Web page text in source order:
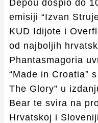
Depou dospio do
emisiji “Izvan
KUD Idijote i
od najboljih
Phantasmagoria
“Made in Croatia”
The Glory” u
Bear te svira na
Hrvatskoj i